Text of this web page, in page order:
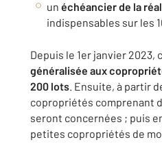
un échéancier de la
indispensables sur les
Depuis le 1er janvier 2023,
généralisée aux
200 lots. Ensuite, à partir
copropriétés comprenant
seront concernées ; puis
petites copropriétés de